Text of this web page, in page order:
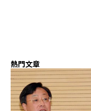
熱門文章